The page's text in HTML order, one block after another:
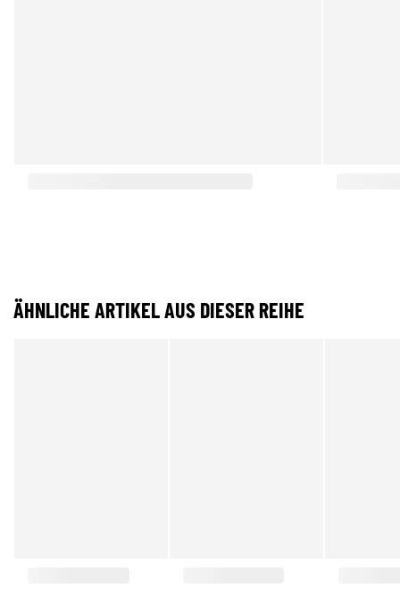
ÄHNLICHE ARTIKEL AUS DIESER REIHE